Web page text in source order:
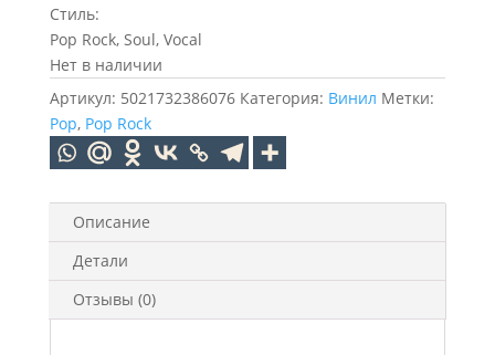
Стиль:
Pop Rock, Soul, Vocal
Нет в наличии
Артикул: 5021732386076 Категория: Винил Метки:
Pop, Pop Rock
Описание
Детали
Отзывы (0)